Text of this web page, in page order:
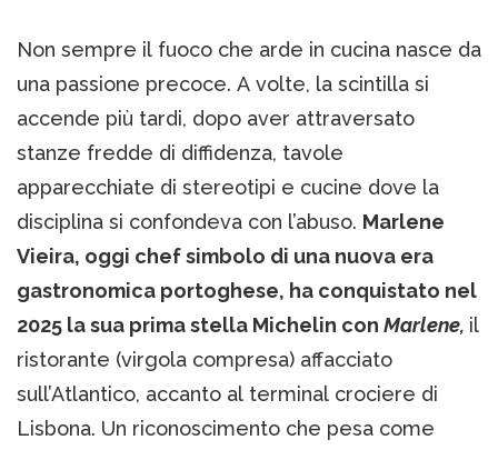
Non sempre il fuoco che arde in cucina nasce da
una passione precoce. A volte, la scintilla si
accende più tardi, dopo aver attraversato
stanze fredde di diffidenza, tavole
apparecchiate di stereotipi e cucine dove la
disciplina si confondeva con l’abuso. Marlene
Vieira, oggi chef simbolo di una nuova era
gastronomica portoghese, ha conquistato nel
2025 la sua prima stella Michelin con Marlene, il
ristorante (virgola compresa) affacciato
sull’Atlantico, accanto al terminal crociere di
Lisbona. Un riconoscimento che pesa come